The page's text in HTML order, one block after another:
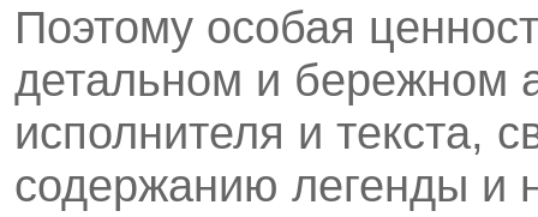
Поэтому особая
детальном и бережном
исполнителя и текста,
содержанию легенды и